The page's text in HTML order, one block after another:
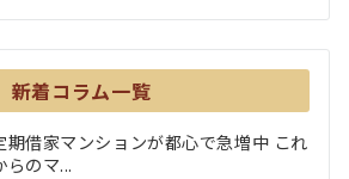
新着コラム一覧
期借家マンションが都心で急増中 これ
らのマ...